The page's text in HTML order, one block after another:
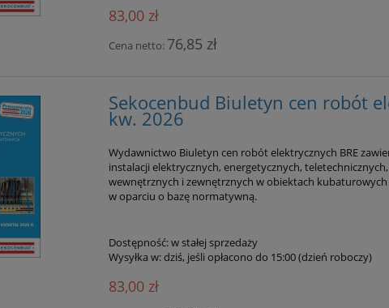
83,00 zł
Cena netto: 76,85 zł
Sekocenbud Biuletyn cen robót
kw. 2026
Wydawnictwo Biuletyn cen robót elektrycznych BRE
instalacji elektrycznych, energetycznych,
wewnętrznych i zewnętrznych w obiektach
w oparciu o bazę normatywną.
Dostępność:w stałej sprzedaży
Wysyłka w:dziś, jeśli opłacono do 15:00 (dzień roboczy)
83,00 zł